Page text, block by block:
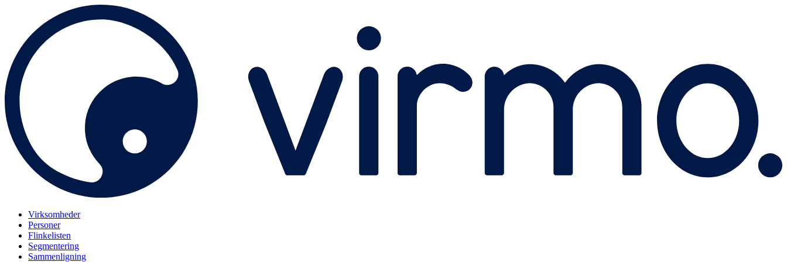
Virksomheder
Personer
Flinkelisten
Segmentering
Sammenligning